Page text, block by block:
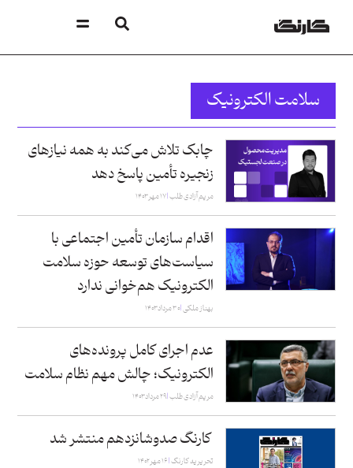
سلامت الکترونیک
چابک تلاش می‌کند به همه نیازهای
زنجیره تأمین پاسخ دهد
مریم آزادی طلب ۱۷ مهر ۱۴۰۳
اقدام سازمان تأمین اجتماعی با
سیاست‌های توسعه حوزه سلامت
الکترونیک هم‌خوانی ندارد
بهناز ملکی ۳۰ مرداد ۱۴۰۳
عدم اجرای کامل پرونده‌های
الکترونیک؛ چالش مهم نظام سلامت
مریم آزادی طلب ۲۹ مرداد ۱۴۰۳
کارنگ صدوشانزدهم منتشر شد
تحریریه کارنگ ۱۶ مهر ۱۴۰۲